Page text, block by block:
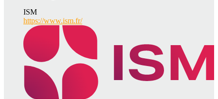
ISM
https://www.ism.fr/